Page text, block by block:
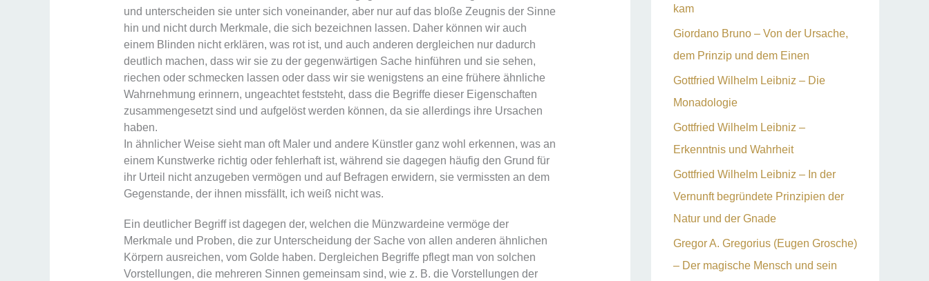
und unterscheiden sie unter sich voneinander, aber nur auf das bloße Zeugnis der Sinne
hin und nicht durch Merkmale, die sich bezeichnen lassen. Daher können wir auch
einem Blinden nicht erklären, was rot ist, und auch anderen dergleichen nur dadurch
deutlich machen, dass wir sie zu der gegenwärtigen Sache hinführen und sie sehen,
riechen oder schmecken lassen oder dass wir sie wenigstens an eine frühere ähnliche
Wahrnehmung erinnern, ungeachtet feststeht, dass die Begriffe dieser Eigenschaften
zusammengesetzt sind und aufgelöst werden können, da sie allerdings ihre Ursachen
haben.
In ähnlicher Weise sieht man oft Maler und andere Künstler ganz wohl erkennen, was an
einem Kunstwerke richtig oder fehlerhaft ist, während sie dagegen häufig den Grund für
ihr Urteil nicht anzugeben vermögen und auf Befragen erwidern, sie vermissten an dem
Gegenstande, der ihnen missfällt, ich weiß nicht was.
Ein deutlicher Begriff ist dagegen der, welchen die Münzwardeine vermöge der
Merkmale und Proben, die zur Unterscheidung der Sache von allen anderen ähnlichen
Körpern ausreichen, vom Golde haben. Dergleichen Begriffe pflegt man von solchen
Vorstellungen, die mehreren Sinnen gemeinsam sind, wie z. B. die Vorstellungen der
kam
Giordano Bruno – Von der Ursache,
dem Prinzip und dem Einen
Gottfried Wilhelm Leibniz – Die
Monadologie
Gottfried Wilhelm Leibniz –
Erkenntnis und Wahrheit
Gottfried Wilhelm Leibniz – In der
Vernunft begründete Prinzipien der
Natur und der Gnade
Gregor A. Gregorius (Eugen Grosche)
– Der magische Mensch und sein